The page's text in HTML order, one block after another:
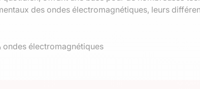
des ondes électromagnétiques, leurs